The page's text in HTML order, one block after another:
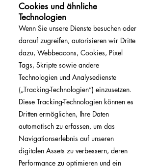
Cookies und ähnliche
Technologien
Wenn Sie unsere Dienste besuchen oder
darauf zugreifen, autorisieren wir Dritte
dazu, Webbeacons, Cookies, Pixel
Tags, Skripte sowie andere
Technologien und Analysedienste
(„Tracking-Technologien“) einzusetzen.
Diese Tracking-Technologien können es
Dritten ermöglichen, Ihre Daten
automatisch zu erfassen, um das
Navigationserlebnis auf unseren
digitalen Assets zu verbessern, deren
Performance zu optimieren und ein